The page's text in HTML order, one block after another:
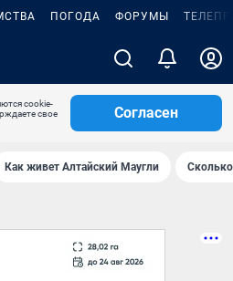
ПОГОДА ФОРУМЫ
cookie-
свое
Согласен
Как живет Алтайский Маугли